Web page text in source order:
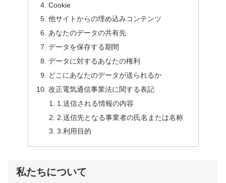
Cookie
他サイトからの埋め込みコンテンツ
あなたのデータの共有先
データを保存する期間
データに対するあなたの権利
どこにあなたのデータが送られるか
改正電気通信事業法に関する表記
1.送信される情報の内容
2.送信先となる事業者の氏名または名称
3.利用目的
私たちについて